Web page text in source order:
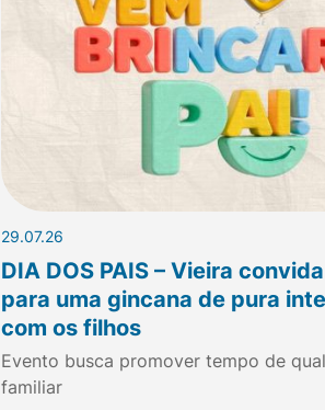
29.07.26
DIA DOS PAIS – Vieira
para uma gincana de pura
com os filhos
Evento busca promover tempo de
familiar